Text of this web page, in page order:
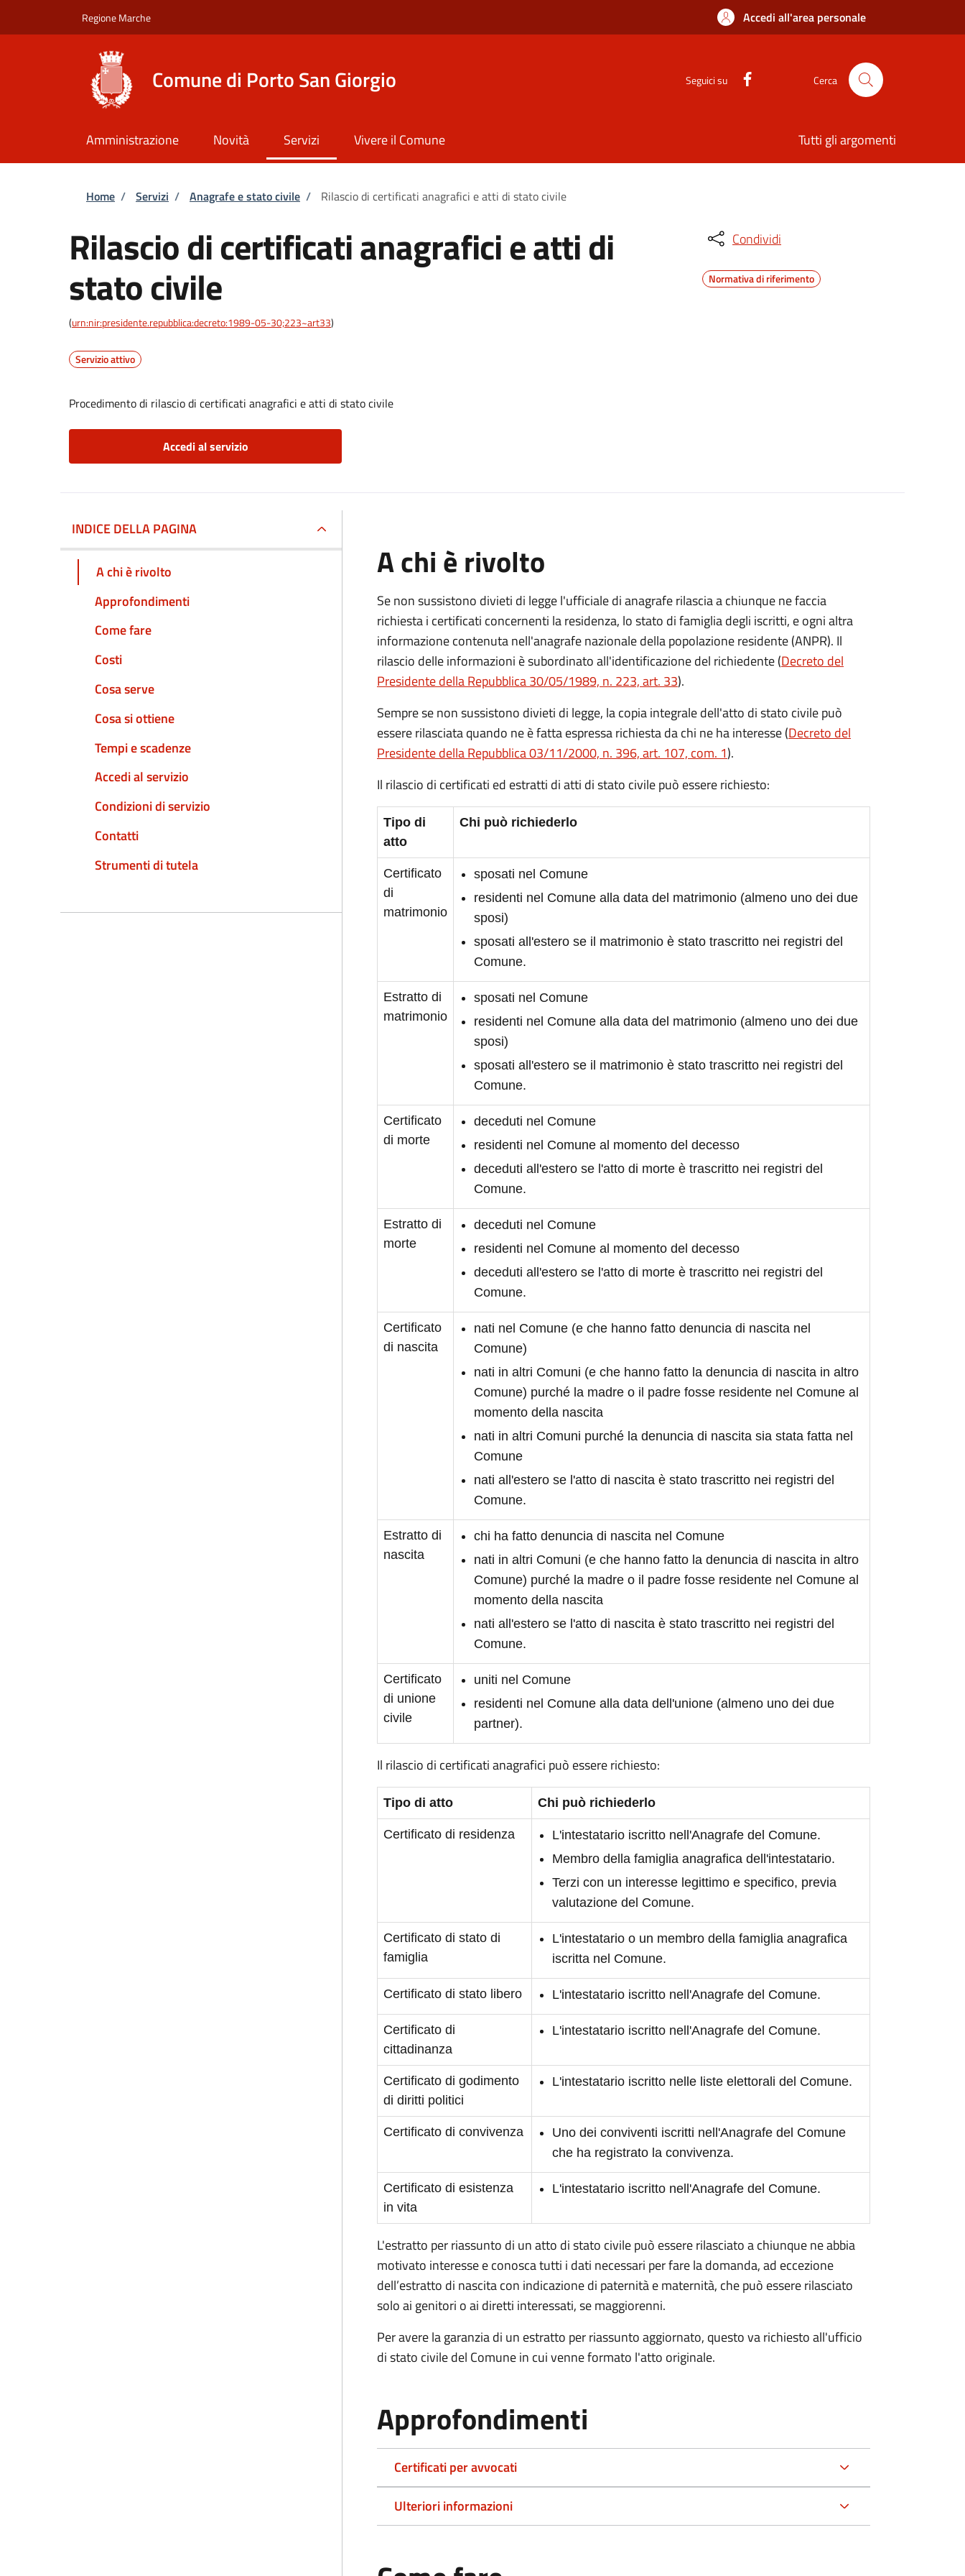
Regione Marche Accedi all'area personale
Comune di Porto San Giorgio Seguici su Cerca
Amministrazione Novità Servizi Vivere il Comune Tutti gli argomenti
Briciole di pane
Home / Servizi / Anagrafe e stato civile / Rilascio di certificati anagrafici e atti di stato civile
Rilascio di certificati anagrafici e atti di
stato civile
(urn:nir:presidente.repubblica:decreto:1989-05-30;223~art33)
Servizio attivo
Procedimento di rilascio di certificati anagrafici e atti di stato civile
Accedi al servizio
Condividi
Normativa di riferimento
INDICE DELLA PAGINA
A chi è rivolto
Approfondimenti
Come fare
Costi
Cosa serve
Cosa si ottiene
Tempi e scadenze
Accedi al servizio
Condizioni di servizio
Contatti
Strumenti di tutela
A chi è rivolto
Se non sussistono divieti di legge l'ufficiale di anagrafe rilascia a chiunque ne faccia
richiesta i certificati concernenti la residenza, lo stato di famiglia degli iscritti, e ogni altra
informazione contenuta nell'anagrafe nazionale della popolazione residente (ANPR). Il
rilascio delle informazioni è subordinato all'identificazione del richiedente (Decreto del
Presidente della Repubblica 30/05/1989, n. 223, art. 33).
Sempre se non sussistono divieti di legge, la copia integrale dell'atto di stato civile può
essere rilasciata quando ne è fatta espressa richiesta da chi ne ha interesse (Decreto del
Presidente della Repubblica 03/11/2000, n. 396, art. 107, com. 1).
Il rilascio di certificati ed estratti di atti di stato civile può essere richiesto:
Tipo di
atto
Chi può richiederlo
Certificato
di
matrimonio
sposati nel Comune
residenti nel Comune alla data del matrimonio (almeno uno dei due
sposi)
sposati all'estero se il matrimonio è stato trascritto nei registri del
Comune.
Estratto di
matrimonio
sposati nel Comune
residenti nel Comune alla data del matrimonio (almeno uno dei due
sposi)
sposati all'estero se il matrimonio è stato trascritto nei registri del
Comune.
Certificato
di morte
deceduti nel Comune
residenti nel Comune al momento del decesso
deceduti all'estero se l'atto di morte è trascritto nei registri del
Comune.
Estratto di
morte
deceduti nel Comune
residenti nel Comune al momento del decesso
deceduti all'estero se l'atto di morte è trascritto nei registri del
Comune.
Certificato
di nascita
nati nel Comune (e che hanno fatto denuncia di nascita nel
Comune)
nati in altri Comuni (e che hanno fatto la denuncia di nascita in altro
Comune) purché la madre o il padre fosse residente nel Comune al
momento della nascita
nati in altri Comuni purché la denuncia di nascita sia stata fatta nel
Comune
nati all'estero se l'atto di nascita è stato trascritto nei registri del
Comune.
Estratto di
nascita
chi ha fatto denuncia di nascita nel Comune
nati in altri Comuni (e che hanno fatto la denuncia di nascita in altro
Comune) purché la madre o il padre fosse residente nel Comune al
momento della nascita
nati all'estero se l'atto di nascita è stato trascritto nei registri del
Comune.
Certificato
di unione
civile
uniti nel Comune
residenti nel Comune alla data dell'unione (almeno uno dei due
partner).
Il rilascio di certificati anagrafici può essere richiesto:
Tipo di atto Chi può richiederlo
Certificato di residenza
L'intestatario iscritto nell'Anagrafe del Comune.
Membro della famiglia anagrafica dell'intestatario.
Terzi con un interesse legittimo e specifico, previa
valutazione del Comune.
Certificato di stato di
famiglia
L'intestatario o un membro della famiglia anagrafica
iscritta nel Comune.
Certificato di stato libero L'intestatario iscritto nell'Anagrafe del Comune.
Certificato di
cittadinanza
L'intestatario iscritto nell'Anagrafe del Comune.
Certificato di godimento
di diritti politici
L'intestatario iscritto nelle liste elettorali del Comune.
Certificato di convivenza
Uno dei conviventi iscritti nell'Anagrafe del Comune
che ha registrato la convivenza.
Certificato di esistenza
in vita
L'intestatario iscritto nell'Anagrafe del Comune.
L'estratto per riassunto di un atto di stato civile può essere rilasciato a chiunque ne abbia
motivato interesse e conosca tutti i dati necessari per fare la domanda, ad eccezione
dell’estratto di nascita con indicazione di paternità e maternità, che può essere rilasciato
solo ai genitori o ai diretti interessati, se maggiorenni.
Per avere la garanzia di un estratto per riassunto aggiornato, questo va richiesto all'ufficio
di stato civile del Comune in cui venne formato l'atto originale.
Approfondimenti
Certificati per avvocati
Ulteriori informazioni